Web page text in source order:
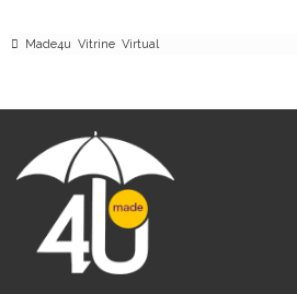
Made4u Vitrine Virtual